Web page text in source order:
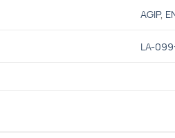
AGIP,
LA-